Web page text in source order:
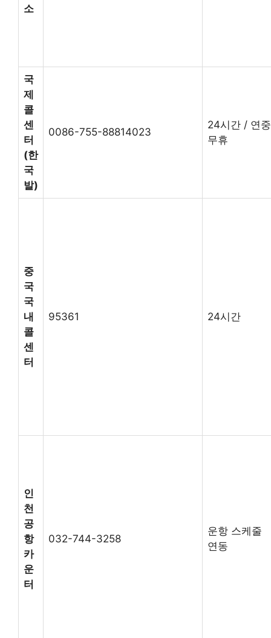
소
국
제
콜
센
터
(한
국
발)
0086-755-88814023
24시간 / 연중
무휴
중
국
국
내
콜
센
터
95361 24시간
인
천
공
항
카
운
터
032-744-3258
운항 스케줄
연동